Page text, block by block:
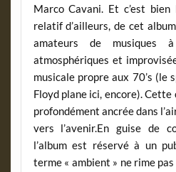
Marco Cavani. Et c’est
relatif d’ailleurs, de cet
amateurs de musiques
atmosphériques et
musicale propre aux 70’s (le
Floyd plane ici, encore).
profondément ancrée dans
vers l’avenir.En guise de
l’album est réservé à un
terme « ambient » ne rime